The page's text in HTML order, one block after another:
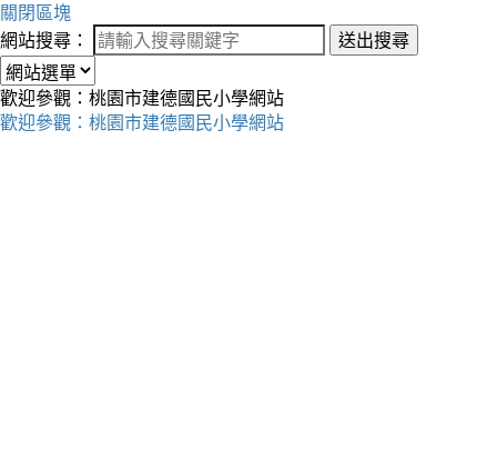
關閉區塊
網站搜尋：
送出搜尋
歡迎參觀：桃園市建德國民小學網站
歡迎參觀：桃園市建德國民小學網站